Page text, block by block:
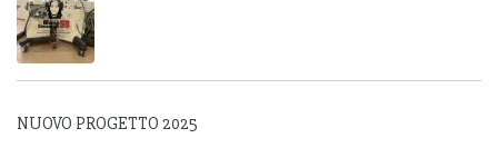
NUOVO PROGETTO 2025